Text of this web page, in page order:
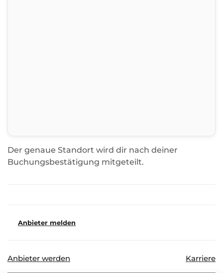
Der genaue Standort wird dir nach deiner
Buchungsbestätigung mitgeteilt.
Anbieter melden
Anbieter werden Karriere